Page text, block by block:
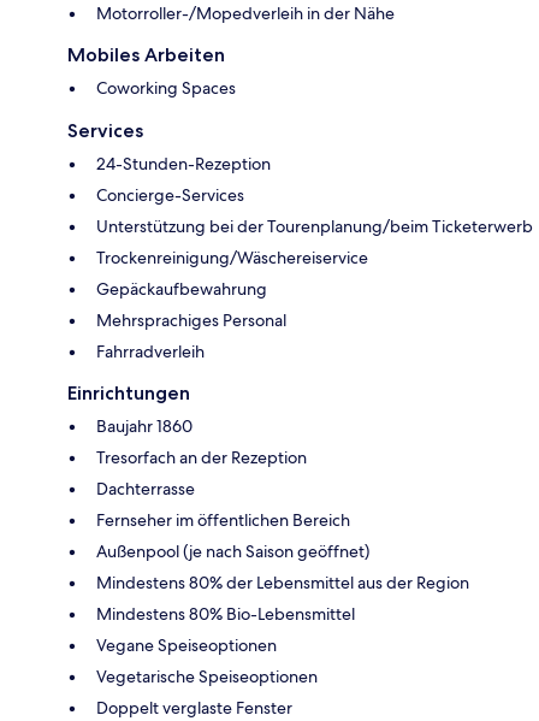
Motorroller-/Mopedverleih in der Nähe
Mobiles Arbeiten
Coworking Spaces
Services
24-Stunden-Rezeption
Concierge-Services
Unterstützung bei der Tourenplanung/beim Ticketerwerb
Trockenreinigung/Wäschereiservice
Gepäckaufbewahrung
Mehrsprachiges Personal
Fahrradverleih
Einrichtungen
Baujahr 1860
Tresorfach an der Rezeption
Dachterrasse
Fernseher im öffentlichen Bereich
Außenpool (je nach Saison geöffnet)
Mindestens 80% der Lebensmittel aus der Region
Mindestens 80% Bio-Lebensmittel
Vegane Speiseoptionen
Vegetarische Speiseoptionen
Doppelt verglaste Fenster